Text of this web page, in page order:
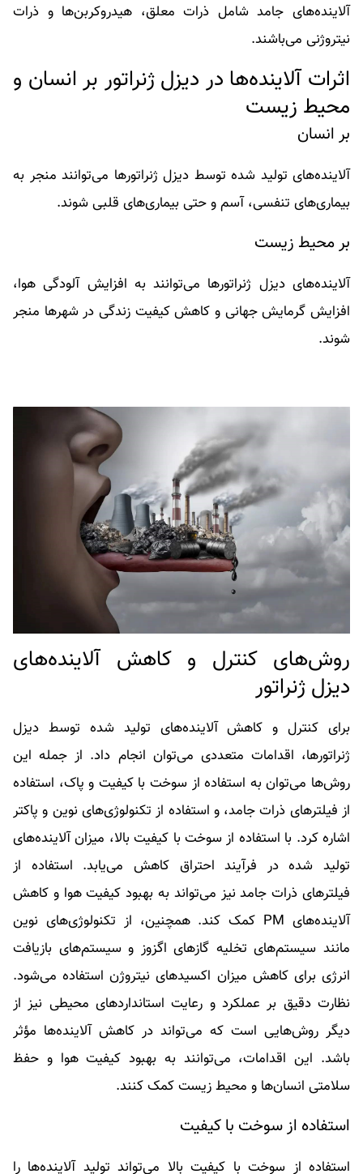
آلاینده‌های جامد شامل ذرات معلق، هیدروکربن‌ها و ذرات
نیتروژنی می‌باشند.
اثرات آلاینده‌ها در دیزل ژنراتور بر انسان و
محیط زیست
بر انسان
آلاینده‌های تولید شده توسط دیزل ژنراتورها می‌توانند منجر به
بیماری‌های تنفسی، آسم و حتی بیماری‌های قلبی شوند.
بر محیط زیست
آلاینده‌های دیزل ژنراتورها می‌توانند به افزایش آلودگی هوا،
افزایش گرمایش جهانی و کاهش کیفیت زندگی در شهرها منجر
شوند.
روش‌های کنترل و کاهش آلاینده‌های
دیزل ژنراتور
برای کنترل و کاهش آلاینده‌های تولید شده توسط دیزل
ژنراتورها، اقدامات متعددی می‌توان انجام داد. از جمله این
روش‌ها می‌توان به استفاده از سوخت با کیفیت و پاک، استفاده
از فیلترهای ذرات جامد، و استفاده از تکنولوژی‌های نوین و پاکتر
اشاره کرد. با استفاده از سوخت با کیفیت بالا، میزان آلاینده‌های
تولید شده در فرآیند احتراق کاهش می‌یابد. استفاده از
فیلترهای ذرات جامد نیز می‌تواند به بهبود کیفیت هوا و کاهش
آلاینده‌های PM کمک کند. همچنین، از تکنولوژی‌های نوین
مانند سیستم‌های تخلیه گازهای اگزوز و سیستم‌های بازیافت
انرژی برای کاهش میزان اکسیدهای نیتروژن استفاده می‌شود.
نظارت دقیق بر عملکرد و رعایت استانداردهای محیطی نیز از
دیگر روش‌هایی است که می‌تواند در کاهش آلاینده‌ها مؤثر
باشد. این اقدامات، می‌توانند به بهبود کیفیت هوا و حفظ
سلامتی انسان‌ها و محیط زیست کمک کنند.
استفاده از سوخت با کیفیت
استفاده از سوخت با کیفیت بالا می‌تواند تولید آلاینده‌ها را